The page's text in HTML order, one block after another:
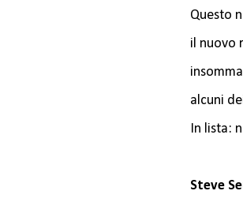
Questo
il nuovo
alcuni
In lista:
Steve